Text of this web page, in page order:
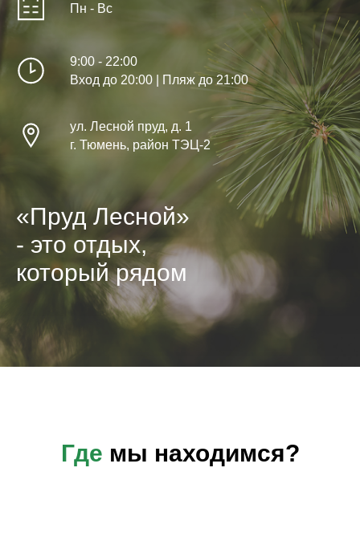
Пн - Вс
9:00 - 22:00
Вход до 20:00 | Пляж до 21:00
ул. Лесной пруд, д. 1
г. Тюмень, район ТЭЦ-2
«Пруд Лесной»
- это отдых,
который рядом
Где мы находимся?